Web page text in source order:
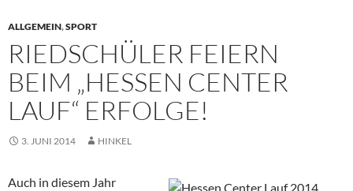
ALLGEMEIN,SPORT
RIEDSCHÜLER FEIERN
BEIM „HESSEN CENTER
LAUF“ ERFOLGE!
3. JUNI 2014 HINKEL
Auch in diesem Jahr